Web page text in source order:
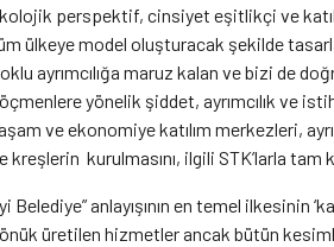
perspektif, cinsiyet eşitlikçi ve
ülkeye model oluşturacak şekilde
ayrımcılığa maruz kalan ve bizi de
yönelik şiddet, ayrımcılık ve
ve ekonomiye katılım merkezleri,
kreşlerin kurulmasını, ilgili STK’larla
Belediye” anlayışının en temel ilkesinin
üretilen hizmetler ancak bütün